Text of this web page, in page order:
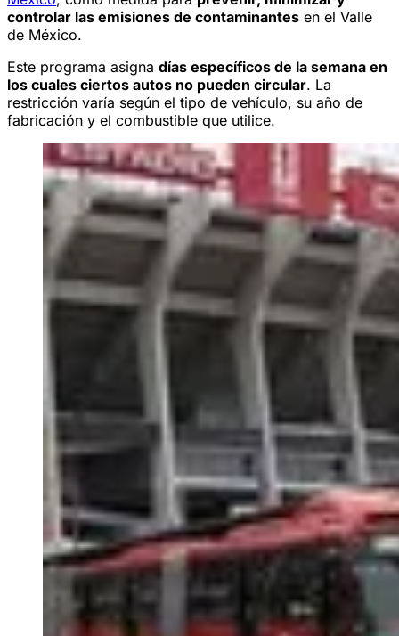
controlar las emisiones de contaminantes en el Valle
de México.
Este programa asigna días específicos de la semana en
los cuales ciertos autos no pueden circular. La
restricción varía según el tipo de vehículo, su año de
fabricación y el combustible que utilice.